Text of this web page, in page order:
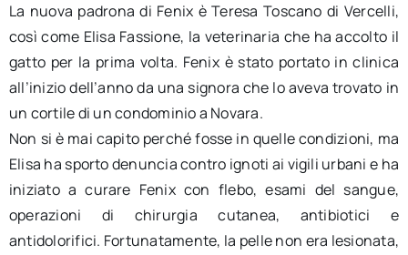
La nuova padrona di Fenix è Teresa Toscano di Vercelli,
così come Elisa Fassione, la veterinaria che ha accolto il
gatto per la prima volta. Fenix è stato portato in clinica
all’inizio dell’anno da una signora che lo aveva trovato in
un cortile di un condominio a Novara.
Non si è mai capito perché fosse in quelle condizioni, ma
Elisa ha sporto denuncia contro ignoti ai vigili urbani e ha
iniziato a curare Fenix con flebo, esami del sangue,
operazioni di chirurgia cutanea, antibiotici e
antidolorifici. Fortunatamente, la pelle non era lesionata,